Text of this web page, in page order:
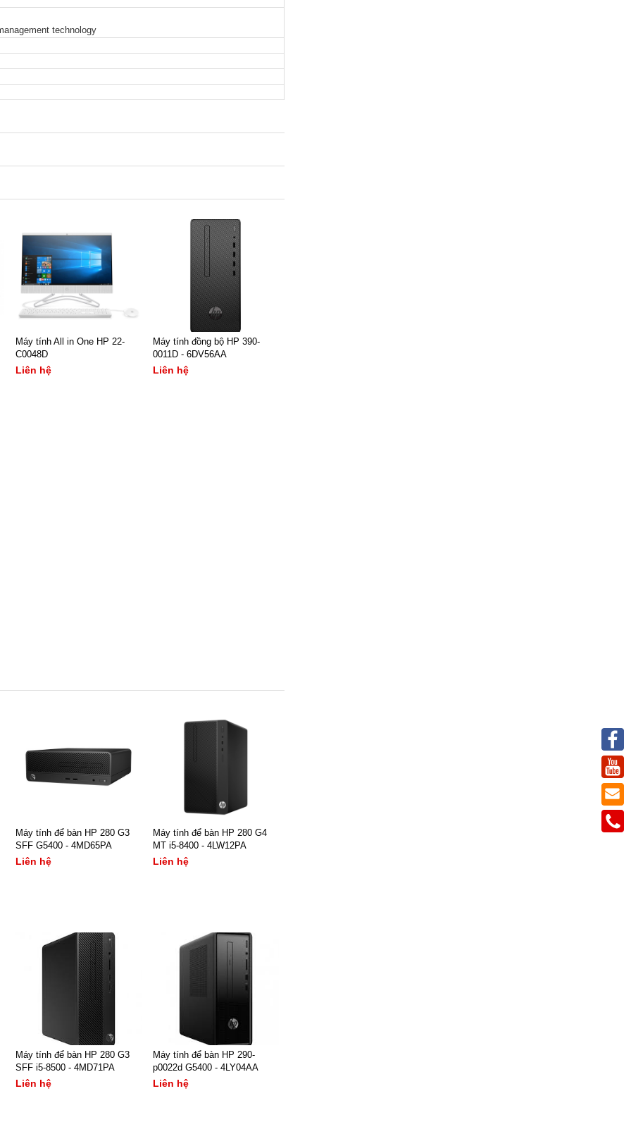
technology
Máy tính All in One HP 22-
C0048D
Liên hệ
Máy tính đồng bộ HP 390-
0011D - 6DV56AA
Liên hệ
Máy tính để bàn HP 280 G3
SFF G5400 - 4MD65PA
Liên hệ
- Hệ điều hành: Free Dos
- CPU: Intel Pentium Gold
G5400 3.70 GHz, 4MB
- RAM: 4GB DDR4
- Ổ đĩa cứng: 500GB 7200
- VGA: Intel UHD Graphics
XEM NGAY
Bảo hành: Chính hãng 12
tháng
Liên hệ
Máy tính để bàn HP 280 G4
MT i5-8400 - 4LW12PA
Liên hệ
- Tốc độ CPU: Intel Core
i5-8400 Processor
(2.8GHz,9 MB)
- Dung lượng ổ cứng: 500
- Ổ đĩa quang: DVDRW
- Card màn hình:
GeForce® GT 730-2GB
Graphics
- Hệ điều hành: FreeDOS
XEM NGAY
Bảo hành: Chính hãng 12
tháng
Liên hệ
Máy tính để bàn HP 280 G3
SFF i5-8500 - 4MD71PA
Liên hệ
Máy tính để bàn HP 290-
p0022d G5400 - 4LY04AA
Liên hệ